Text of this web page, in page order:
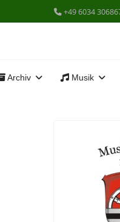
+49 6034
Archiv Musik